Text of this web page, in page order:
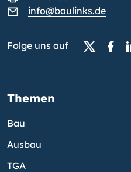
info@baulinks.de
Folge uns auf
Themen
Bau
Ausbau
TGA